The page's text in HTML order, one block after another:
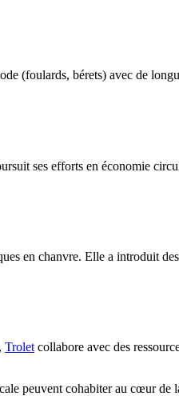
(foulards, bérets) avec de
ses efforts en économie
en chanvre. Elle a introduit
Troletcollabore avec des
peuvent cohabiter au cœur